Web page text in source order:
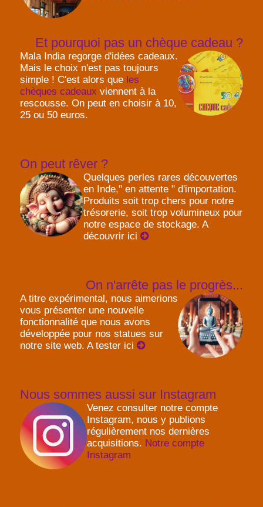
Et pourquoi pas un chèque cadeau ?
Mala India regorge d'idées cadeaux.
Mais le choix n'est pas toujours
simple ! C'est alors que les
chèques cadeaux viennent à la
rescousse. On peut en choisir à 10,
25 ou 50 euros.
On peut rêver ?
Quelques perles rares découvertes
en Inde," en attente " d'importation.
Produits soit trop chers pour notre
trésorerie, soit trop volumineux pour
notre espace de stockage. A
découvrir ici
On n'arrête pas le progrès...
A titre expérimental, nous aimerions
vous présenter une nouvelle
fonctionnalité que nous avons
développée pour nos statues sur
notre site web. A tester ici
Nous sommes aussi sur Instagram
Venez consulter notre compte
Instagram, nous y publions
régulièrement nos dernières
acquisitions. Notre compte
Instagram